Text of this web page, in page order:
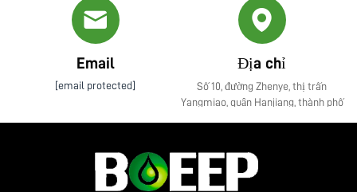
Email
[email protected]
Địa chỉ
Số 10, đường Zhenye, thị trấn
Yangmiao, quận Hanjiang, thành phố